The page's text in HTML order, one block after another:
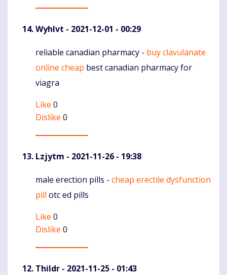
Wyhlvt - 2021-12-01 - 00:29
Komentaras
reliable canadian pharmacy - buy clavulanate
online cheap best canadian pharmacy for
viagra
Like 0
Dislike 0
Lzjytm - 2021-11-26 - 19:38
Komentaras
male erection pills - cheap erectile dysfunction
pill otc ed pills
Like 0
Dislike 0
Thildr - 2021-11-25 - 01:43